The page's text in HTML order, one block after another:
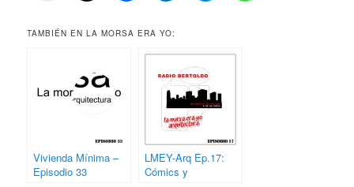
TAMBIÉN EN LA MORSA ERA YO:
Vivienda Mínima –
Episodio 33
LMEY-Arq Ep.17:
Cómics y